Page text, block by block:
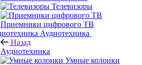
Телевизоры
Приемники цифрового ТВ
Аудиотехника
Назад
Аудиотехника
Умные колонки